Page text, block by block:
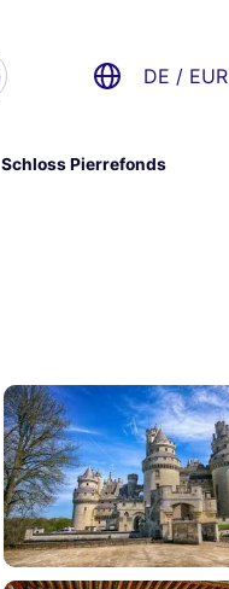
DE / EUR
Schloss Pierrefonds